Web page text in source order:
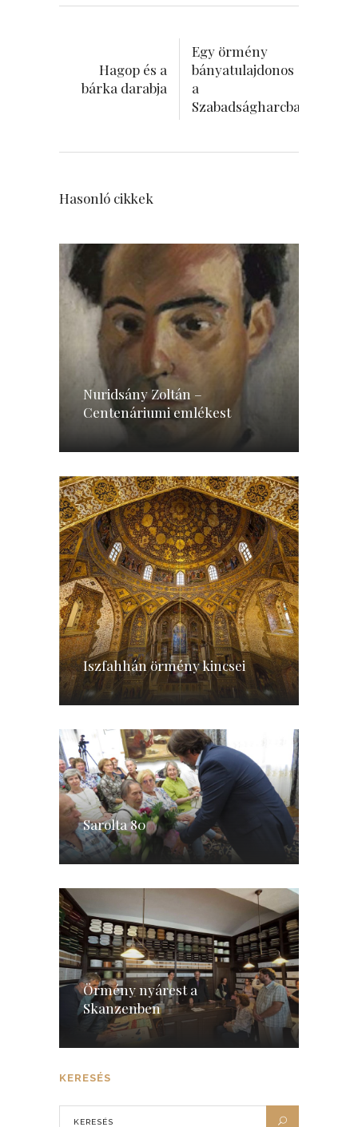
Hagop és a
bárka darabja
Egy örmény
bányatulajdonos
a
Szabadságharcban
Hasonló cikkek
Nuridsány Zoltán –
Centenáriumi emlékest
Iszfahhán örmény kincsei
Sarolta 80
Örmény nyárest a
Skanzenben
KERESÉS